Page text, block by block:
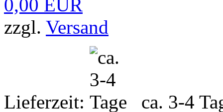
0,00 EUR
zzgl. Versand
Lieferzeit: ca. 3-4